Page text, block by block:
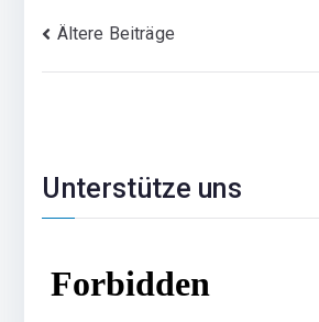
Beitragsnavigation
Ältere Beiträge
Unterstütze uns